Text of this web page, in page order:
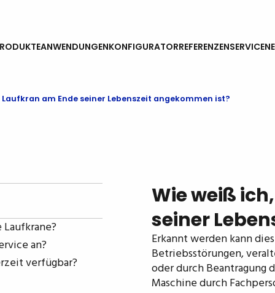
ANWENDUNGENKONFIGURATORREFERENZENSERVICE
am Ende seiner Lebenszeit angekommen ist?
an?
verfügbar?
Wie weiß
seiner
Erkannt werden kann
Betriebsstörungen,
oder durch Beantragung
Maschine durch